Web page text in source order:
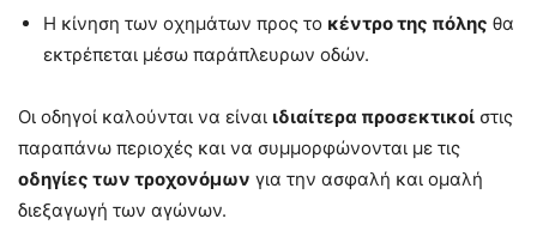
Η κίνηση των οχημάτων προς το κέντρο της πόλης θα
εκτρέπεται μέσω παράπλευρων οδών.
Οι οδηγοί καλούνται να είναι ιδιαίτερα προσεκτικοί στις
παραπάνω περιοχές και να συμμορφώνονται με τις
οδηγίες των τροχονόμων για την ασφαλή και ομαλή
διεξαγωγή των αγώνων.